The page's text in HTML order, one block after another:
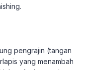
pengrajin (tangan
yang menambah